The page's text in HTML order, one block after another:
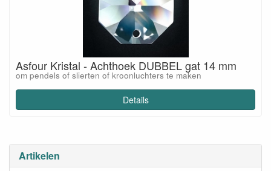
Artikelen
Asfour Kristal - Achthoek DUBBEL gat 14 mm
om pendels of slierten of kroonluchters te maken
Details